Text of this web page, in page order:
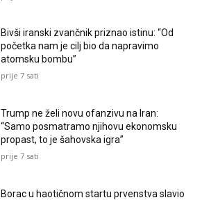
Bivši iranski zvančnik priznao istinu: “Od
početka nam je cilj bio da napravimo
atomsku bombu”
prije 7 sati
Trump ne želi novu ofanzivu na Iran:
“Samo posmatramo njihovu ekonomsku
propast, to je šahovska igra”
prije 7 sati
Borac u haotičnom startu prvenstva slavio